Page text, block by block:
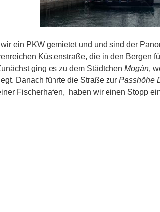
ein PKW gemietet und und sind der
Küstenstraße, die in den Bergen
ging es zu dem Städtchen Mogán,
Danach führte die Straße zur Passhöhe
Fischerhafen, haben wir einen Stopp